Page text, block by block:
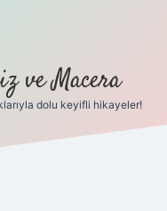
ve Macera
dolu keyifli hikayeler!